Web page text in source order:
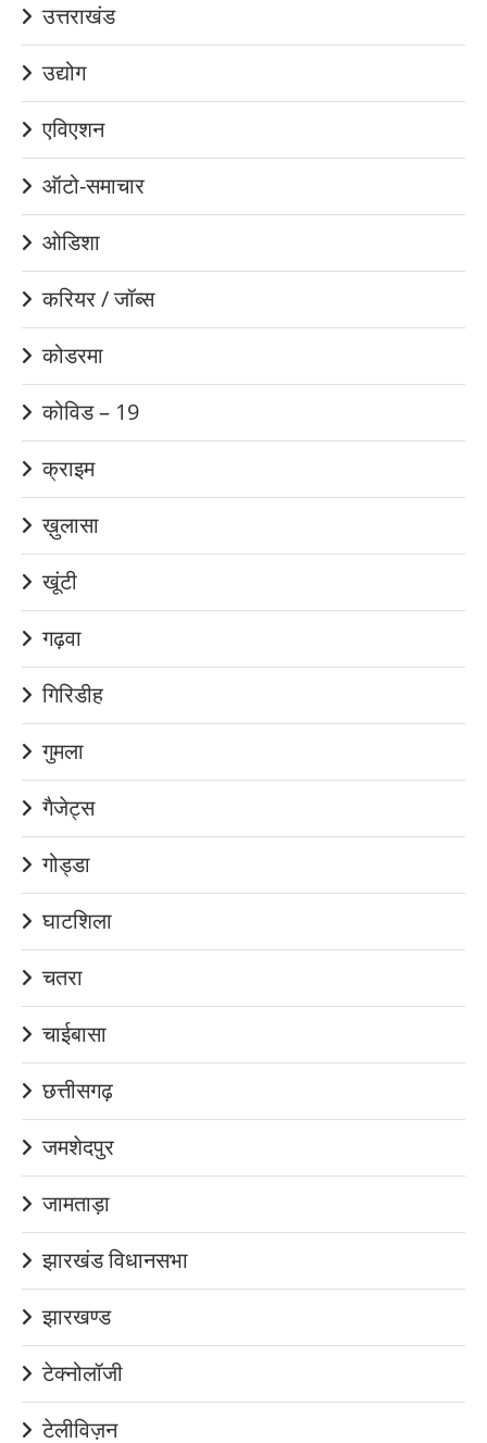
उत्तराखंड
उद्योग
एविएशन
ऑटो-समाचार
ओडिशा
करियर / जॉब्स
कोडरमा
कोविड – 19
क्राइम
ख़ुलासा
खूंटी
गढ़वा
गिरिडीह
गुमला
गैजेट्स
गोड्डा
घाटशिला
चतरा
चाईबासा
छत्तीसगढ़
जमशेदपुर
जामताड़ा
झारखंड विधानसभा
झारखण्ड
टेक्नोलॉजी
टेलीविज़न